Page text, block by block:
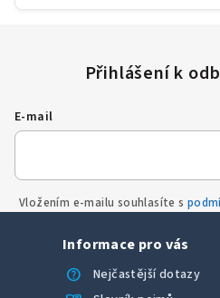
E-mail
Vložením e-mailu souhlasíte s
Informace pro vás
help
Nejčastější dotazy